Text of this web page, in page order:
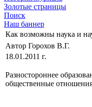
Золотые страницы
Поиск
Наш баннер
Как возможны наука и
Автор Горохов В.Г.
18.01.2011 г.
Разностороннее
общественные